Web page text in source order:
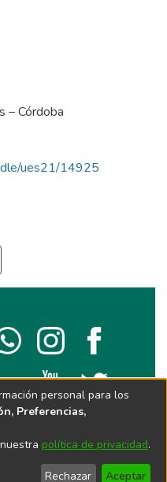
– Córdoba
ues21/14925
personal para los
Preferencias,
política de privacidad.
Rechazar Aceptar